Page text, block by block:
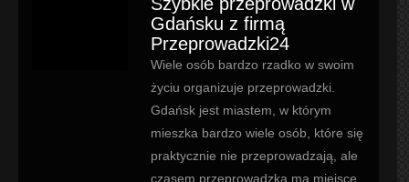
Gdańsku z firmą
Przeprowadzki24
Wiele osób bardzo rzadko w swoim
życiu organizuje przeprowadzki.
Gdańsk jest miastem, w którym
mieszka bardzo wiele osób, które się
praktycznie nie przeprowadzają, ale
czasem przeprowadzka ma miejsce